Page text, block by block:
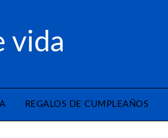
vida
REGALOS DE CUMPLEAÑOS